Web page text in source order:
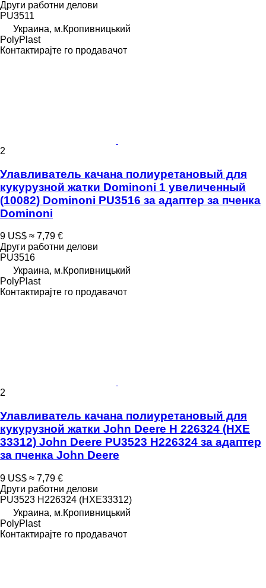
Други работни делови
PU3511
Украина, м.Кропивницький
PolyPlast
Контактирајте го продавачот
2
Улавливатель качана полиуретановый для
кукурузной жатки Dominoni 1 увеличенный
(10082) Dominoni PU3516 за адаптер за пченка
Dominoni
9 US$ ≈ 7,79 €
Други работни делови
PU3516
Украина, м.Кропивницький
PolyPlast
Контактирајте го продавачот
2
Улавливатель качана полиуретановый для
кукурузной жатки John Deere H 226324 (HXE
33312) John Deere PU3523 H226324 за адаптер
за пченка John Deere
9 US$ ≈ 7,79 €
Други работни делови
PU3523 H226324 (HXE33312)
Украина, м.Кропивницький
PolyPlast
Контактирајте го продавачот